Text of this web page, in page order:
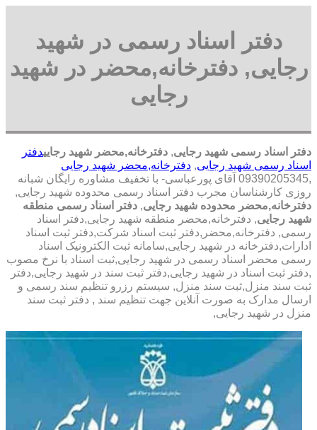
دفتر اسناد رسمی در شهید
رجایی, دفترخانه,محضر در شهید
رجایی
دفتر اسناد رسمی شهید رجایی, دفترخانه,محضر شهید رجاییدفتر
اسناد رسمی شهید رجایی, دفترخانه,محضر شهید رجایی
,09390205345 آقای پورعباسی- با تخفیف مشاوره رايگان شبانه
روزی کارشناسان مجرب دفتر اسناد رسمی محدوده شهید رجایی,
دفترخانه,محضر محدوده شهید رجایی, دفتر اسناد رسمی منطقه
شهید رجایی, دفترخانه,محضر منطقه شهید رجایی,دفتر اسناد
رسمی, دفترخانه,محضر,دفتر ثبت اسناد شرکت,دفتر ثبت اسناد
ادارات,دفترخانه در شهید رجایی,سامانه ثبت الکترونیک اسناد
رسمی محضر اسناد رسمی در شهید رجایی,ثبت اسناد با نرخ مصوب
,دفتر ثبت اسناد در شهید رجایی,دفتر ثبت سند در شهید رجایی,دفتر
ثبت سند منزل,ثبت سند منزل, سیستم رزرو تنظیم سند رسمی و
ارسال مدارک به صورت آنلاین جهت تنظیم سند , دفتر ثبت سند
منزل در شهید رجایی,